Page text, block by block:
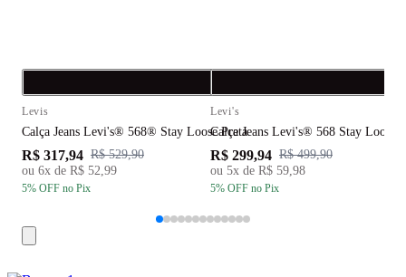
Levis
Calça Jeans Levi's® 568® Stay Loose Preta
R$ 317,94 R$ 529,90
ou 6x de R$ 52,99
5% OFF no Pix
Levi's
Calça Jeans Levi's® 568 Stay Loose
R$ 299,94 R$ 499,90
ou 5x de R$ 59,98
5% OFF no Pix